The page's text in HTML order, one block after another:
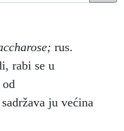
rus.
rabi se u
od
ju većina